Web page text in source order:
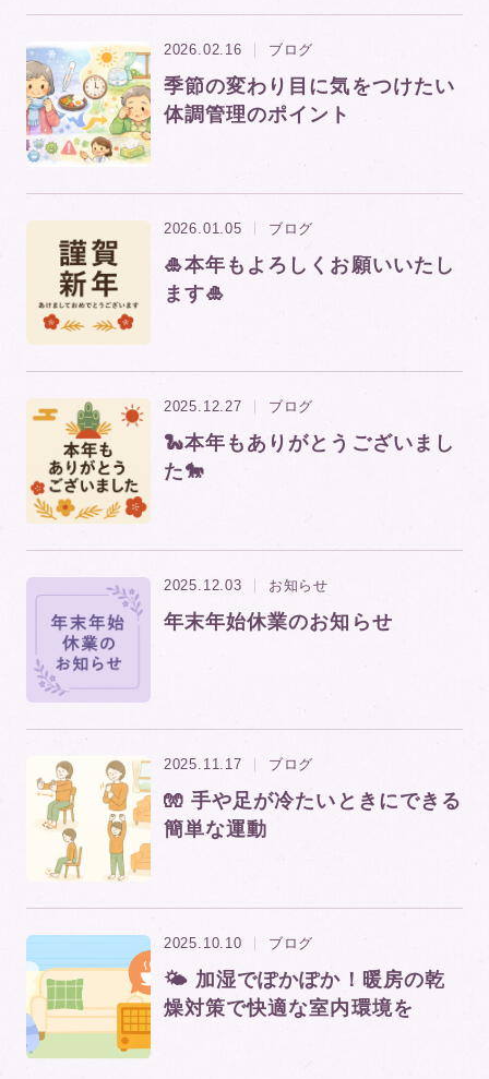
2026.02.16 ブログ
季節の変わり目に気をつけたい
体調管理のポイント
2026.01.05 ブログ
🎍本年もよろしくお願いいたし
ます🎍
2025.12.27 ブログ
🐍本年もありがとうございまし
た🐎
2025.12.03 お知らせ
年末年始休業のお知らせ
2025.11.17 ブログ
🧤 手や足が冷たいときにできる
簡単な運動
2025.10.10 ブログ
🌤️ 加湿でぽかぽか！暖房の乾
燥対策で快適な室内環境を